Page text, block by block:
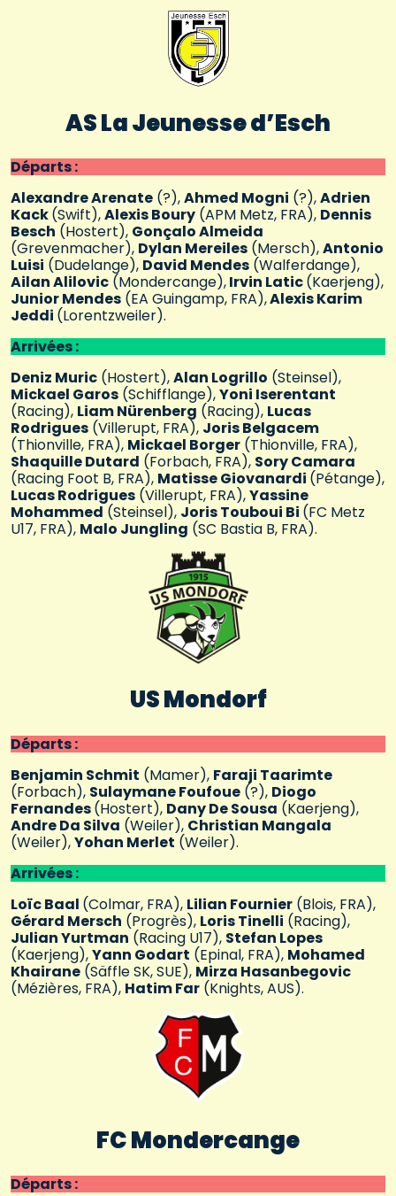
AS La Jeunessed’Esch
Départs :
Alexandre Arenate (?),Ahmed Mogni (?),Adrien
Kack(Swift),Alexis Boury (APM Metz, FRA), Dennis
Besch (Hostert), Gonçalo Almeida
(Grevenmacher), Dylan Mereiles (Mersch),Antonio
Luisi (Dudelange), David Mendes (Walferdange),
Ailan Alilovic (Mondercange),Irvin Latic(Kaerjeng),
Junior Mendes (EA Guingamp, FRA),Alexis Karim
Jeddi (Lorentzweiler).
Arrivées :
Deniz Muric (Hostert),Alan Logrillo (Steinsel),
Mickael Garos (Schifflange),Yoni Iserentant
(Racing), Liam Nürenberg (Racing), Lucas
Rodrigues (Villerupt, FRA), Joris Belgacem
(Thionville, FRA), Mickael Borger (Thionville, FRA),
Shaquille Dutard (Forbach, FRA), Sory Camara
(Racing Foot B, FRA), Matisse Giovanardi (Pétange),
Lucas Rodrigues (Villerupt, FRA),Yassine
Mohammed (Steinsel), Joris Touboui Bi (FC Metz
U17, FRA), Malo Jungling (SC Bastia B, FRA).
USMondorf
Départs :
Benjamin Schmit (Mamer), Faraji Taarimte
(Forbach), Sulaymane Foufoue (?), Diogo
Fernandes(Hostert), Dany De Sousa (Kaerjeng),
Andre Da Silva (Weiler), Christian Mangala
(Weiler),Yohan Merlet (Weiler).
Arrivées :
Loïc Baal (Colmar, FRA), Lilian Fournier (Blois, FRA),
Gérard Mersch (Progrès), Loris Tinelli (Racing),
Julian Yurtman (Racing U17), Stefan Lopes
(Kaerjeng),Yann Godart (Epinal, FRA), Mohamed
Khairane (Säffle SK, SUE), Mirza Hasanbegovic
(Mézières, FRA), Hatim Far (Knights, AUS).
FC Mondercange
Départs :